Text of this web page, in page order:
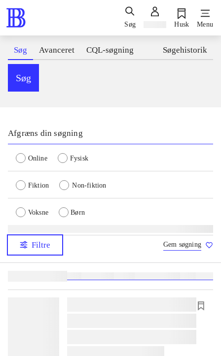
Søg Husk Menu
Søg Avanceret CQL-søgning Søgehistorik
Søg
Afgræns din søgning
Online Fysisk
Fiktion Non-fiktion
Voksne Børn
Filtre Gem søgning
lorem ipsum dolor sit amet ...